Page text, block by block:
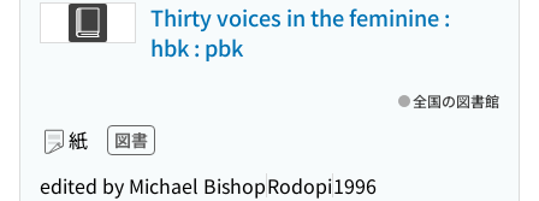
Thirty voices in the feminine :
hbk : pbk
紙 図書
edited by Michael BishopRodopi1996
全国の図書館